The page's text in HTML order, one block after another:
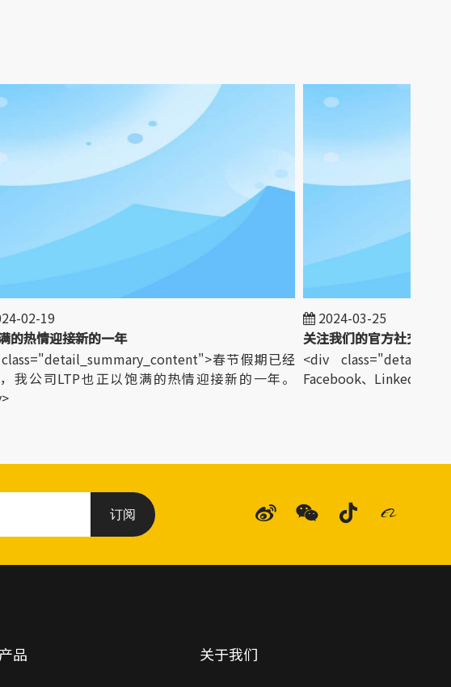
02-19
的热情迎接新的一年
春节假期已经
我公司LTP也正以饱满的热情迎接新的一年。
2024-03-25
关注我们的官方社交媒体
<div
Facebook、LinkedIn、
订阅
产品 关于我们